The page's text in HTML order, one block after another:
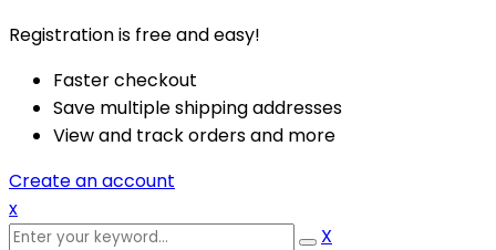
Registration is free and easy!
Faster checkout
Save multiple shipping addresses
View and track orders and more
Create an account
x
X